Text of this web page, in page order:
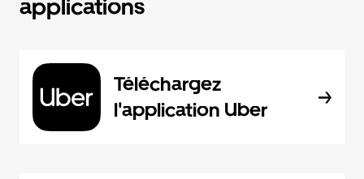
applications
Téléchargez
l'application Uber